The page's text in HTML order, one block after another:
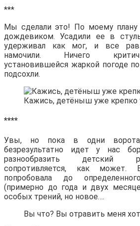
***
Мы сделали это! По моему плану
дождевиком. Усадили ее в
удерживал как мог, и все
намочили. Ничего
установившейся жаркой погоде
подсохли.
Кажись, детёныш уже крепко
****
Увы, но пока в одни
безрезультатно идет у нас
разнообразить детский
сопротивляется, как
попробовала до
(примерно до года и двух
особых трений, но новое….
Вы что? Вы отравить меня